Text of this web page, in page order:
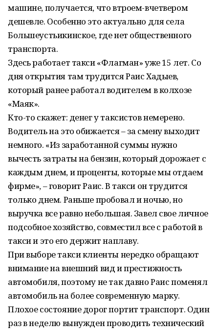
машине, получается, что втроем-вчетвером
дешевле. Особенно это актуально для села
Большеустьикинское, где нет общественного
транспорта.
Здесь работает такси «Флагман» уже 15 лет. Со
дня открытия там трудится Раис Хадыев,
который ранее работал водителем в колхозе
«Маяк».
Кто-то скажет: денег у таксистов немерено.
Водитель на это обижается – за смену выходит
немного. «Из заработанной суммы нужно
вычесть затраты на бензин, который дорожает с
каждым днем, и проценты, которые мы отдаем
фирме», – говорит Раис. В такси он трудится
только днем. Раньше пробовал и ночью, но
выручка все равно небольшая. Завел свое личное
подсобное хозяйство, совместил все с работой в
такси и это его держит наплаву.
При выборе такси клиенты нередко обращают
внимание на внешний вид и престижность
автомобиля, поэтому не так давно Раис поменял
автомобиль на более современную марку.
Плохое состояние дорог портит транспорт. Один
раз в неделю вынужден проводить технический